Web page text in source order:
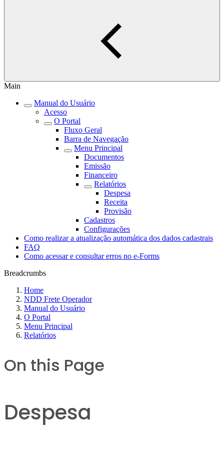
Main
Manual do Usuário
Acesso
O Portal
Fluxo Geral
Barra de Navegação
Menu Principal
Documentos
Emissão
Financeiro
Relatórios
Despesa
Receita
Provisão
Cadastros
Configurações
Como realizar a atualização automática dos dados cadastrais
FAQ
Como acessar e consultar erros no e-Forms
Breadcrumbs
Home
NDD Frete Operador
Manual do Usuário
O Portal
Menu Principal
Relatórios
On this Page
Despesa